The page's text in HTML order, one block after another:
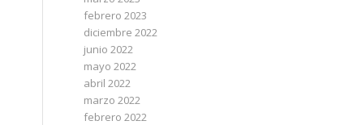
febrero 2023
diciembre 2022
junio 2022
mayo 2022
abril 2022
marzo 2022
febrero 2022